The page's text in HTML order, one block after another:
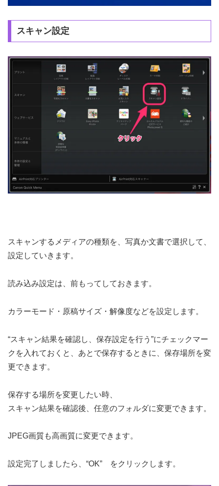
スキャン設定
スキャンするメディアの種類を、写真か文書で選択して、
設定していきます。
読み込み設定は、前もってしておきます。
カラーモード・原稿サイズ・解像度などを設定します。
“スキャン結果を確認し、保存設定を行う”にチェックマー
クを入れておくと、あとで保存するときに、保存場所を変
更できます。
保存する場所を変更したい時、
スキャン結果を確認後、任意のフォルダに変更できます。
JPEG画質も高画質に変更できます。
設定完了しましたら、“OK” をクリックします。